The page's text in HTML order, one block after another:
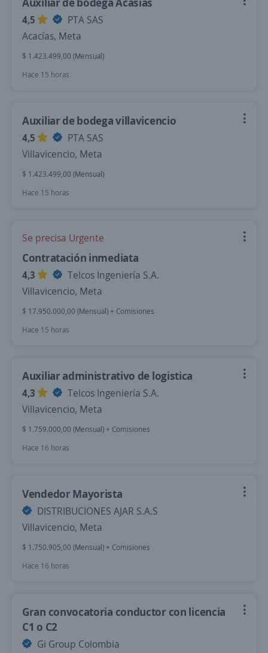
4,5
PTA SAS
Acacías, Meta
$ 1.423.499,00 (Mensual)
Hace 15 horas
Auxiliar de bodega villavicencio
4,5
PTA SAS
Villavicencio, Meta
$ 1.423.499,00 (Mensual)
Hace 15 horas
Se precisa Urgente
Contratación inmediata
4,3
Telcos Ingeniería S.A.
Villavicencio, Meta
$ 17.950.000,00 (Mensual) + Comisiones
Hace 15 horas
Auxiliar administrativo de logistica
4,3
Telcos Ingeniería S.A.
Villavicencio, Meta
$ 1.759.000,00 (Mensual) + Comisiones
Hace 16 horas
Vendedor Mayorista
DISTRIBUCIONES AJAR S.A.S
Villavicencio, Meta
$ 1.750.905,00 (Mensual) + Comisiones
Hace 16 horas
Gran convocatoria conductor con licencia
C1 o C2
Gi Group Colombia